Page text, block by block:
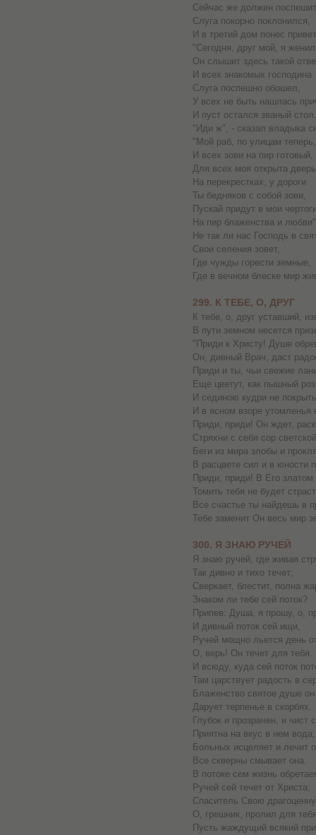
Сейчас же должен
Слуга покорно поклонился,
И в третий дом понес
"Сегодня, друг мой, я
Он слышит здесь такой
И всех знакомых господина
Слуга поспешно обошел,
У всех не быть нашлась
И пуст остался званый стол.
"Иди ж", - сказал владыка
"Мой раб, по улицам теперь,
И всех зови на пир готовый,
Для всех моя открыта
На перекрестках, у дороги
Ты бедняков с собой зови,
Пускай придут в мои
На пир блаженства и
Не так ли нас Господь в
Свои селения зовет,
Где чужды горести земные,
Где в вечном блеске мир
299. К ТЕБЕ, О, ДРУГ
К тебе, о, друг уставший,
В пути земном несется
"Приди к Христу! Душе
Он, дивный Врач, даст
Приди и ты, чьи свежие
Еще цветут, как пышный
И сединою кудри не
И в ясном взоре утомленья
Приди, приди! Он ждет,
Стряхни с себя сор
Беги из мира злобы и
В расцвете сил и в юности
Приди, приди! В Его златом
Томить тебя не будет
Все счастье ты найдешь в
Тебе заменит Он весь мир
300. Я ЗНАЮ РУЧЕЙ
Я знаю ручей, где живая
Так дивно и тихо течет;
Сверкает, блестит, полна
Знаком ли тебе сей поток?
Припев: Душа, я прошу, о,
И дивный поток сей ищи,
Ручей мощно льется день
О, верь! Он течет для тебя.
И всюду, куда сей поток
Там царствует радость в
Блаженство святое душе он
Дарует терпенье в скорбях.
Глубок и прозрачен, и чист
Приятна на вкус в нем вода;
Больных исцеляет и лечит
Все скверны смывает она.
В потоке сем жизнь
Ручей сей течет от Христа;
Спаситель Свою
О, грешник, пролил для
Пусть жаждущий всякий